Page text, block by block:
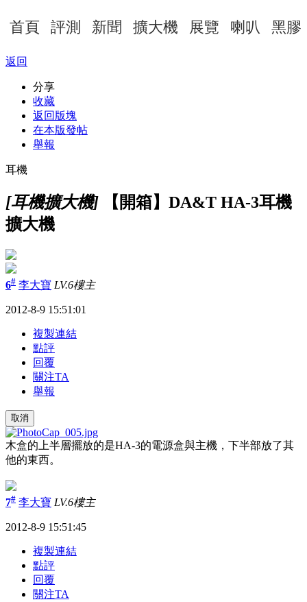
首頁 評測 新聞 擴大機 展覽 喇叭 黑膠
返回
分享
收藏
返回版塊
在本版發帖
舉報
耳機
[耳機擴大機] 【開箱】DA&T HA-3耳機
擴大機
6# 李大寶 LV.6樓主
2012-8-9 15:51:01
複製連結
點評
回覆
關注TA
舉報
取消
木盒的上半層擺放的是HA-3的電源盒與主機，下半部放了其
他的東西。
7# 李大寶 LV.6樓主
2012-8-9 15:51:45
複製連結
點評
回覆
關注TA